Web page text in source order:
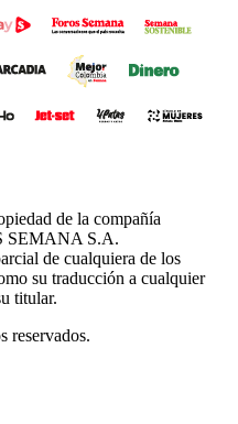
de la compañía
SEMANA S.A.
de cualquiera de los
su traducción a cualquier
titular.
reservados.